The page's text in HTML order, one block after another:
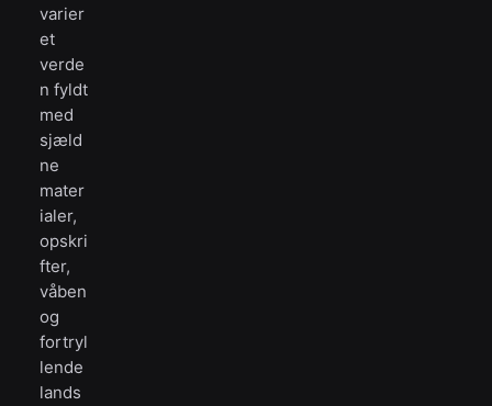
varier
et
verde
n fyldt
med
sjæld
ne
mater
ialer,
opskri
fter,
våben
og
fortryl
lende
lands